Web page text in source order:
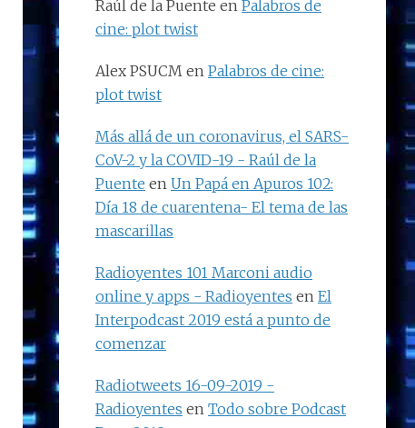
Raúl de la Puente en Palabros de
cine: plot twist
Alex PSUCM en Palabros de cine:
plot twist
Más allá de un coronavirus, el SARS-
CoV-2 y la COVID-19 - Raúl de la
Puente en Un Papá en Apuros 102:
Día 18 de cuarentena- El tema de las
mascarillas
Radioyentes 101 Marconi audio
online y apps - Radioyentes en El
Interpodcast 2019 está a punto de
comenzar
Radiotweets 16-09-2019 -
Radioyentes en Todo sobre Podcast